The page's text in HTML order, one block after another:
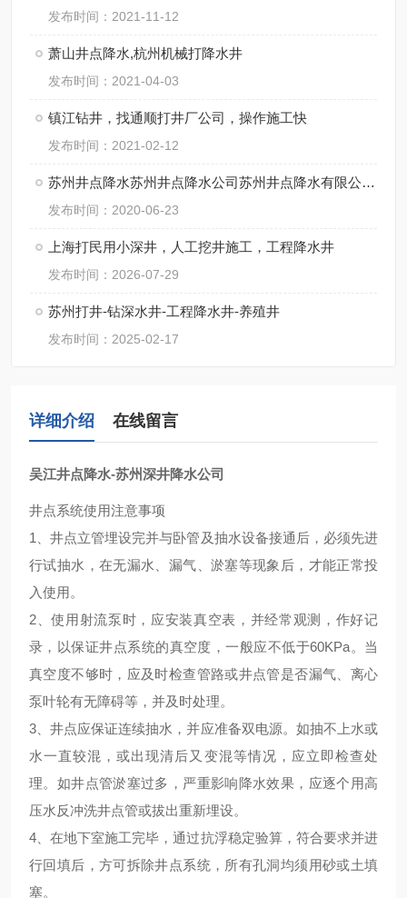
发布时间：2021-11-12
萧山井点降水,杭州机械打降水井
发布时间：2021-04-03
镇江钻井，找通顺打井厂公司，操作施工快
发布时间：2021-02-12
苏州井点降水苏州井点降水公司苏州井点降水有限公司通泉降水公司
发布时间：2020-06-23
上海打民用小深井，人工挖井施工，工程降水井
发布时间：2026-07-29
苏州打井-钻深水井-工程降水井-养殖井
发布时间：2025-02-17
详细介绍 在线留言
吴江井点降水-苏州深井降水公司
井点系统使用注意事项
1、井点立管埋设完并与卧管及抽水设备接通后，必须先进
行试抽水，在无漏水、漏气、淤塞等现象后，才能正常投
入使用。
2、使用射流泵时，应安装真空表，并经常观测，作好记
录，以保证井点系统的真空度，一般应不低于60KPa。当
真空度不够时，应及时检查管路或井点管是否漏气、离心
泵叶轮有无障碍等，并及时处理。
3、井点应保证连续抽水，并应准备双电源。如抽不上水或
水一直较混，或出现清后又变混等情况，应立即检查处
理。如井点管淤塞过多，严重影响降水效果，应逐个用高
压水反冲洗井点管或拔出重新埋设。
4、在地下室施工完毕，通过抗浮稳定验算，符合要求并进
行回填后，方可拆除井点系统，所有孔洞均须用砂或土填
塞。